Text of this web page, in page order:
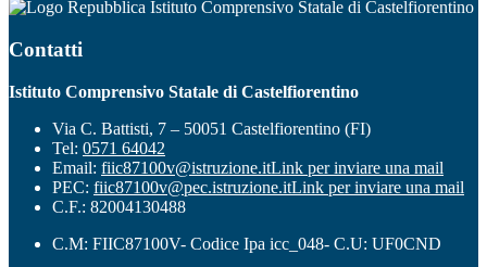
Istituto Comprensivo Statale di Castelfiorentino
Contatti
Istituto Comprensivo Statale di Castelfiorentino
Via C. Battisti, 7 – 50051 Castelfiorentino (FI)
Tel: 0571 64042
Email: fiic87100v@istruzione.itLink per inviare una mail
PEC: fiic87100v@pec.istruzione.itLink per inviare una mail
C.F.: 82004130488
C.M: FIIC87100V- Codice Ipa icc_048- C.U: UF0CND